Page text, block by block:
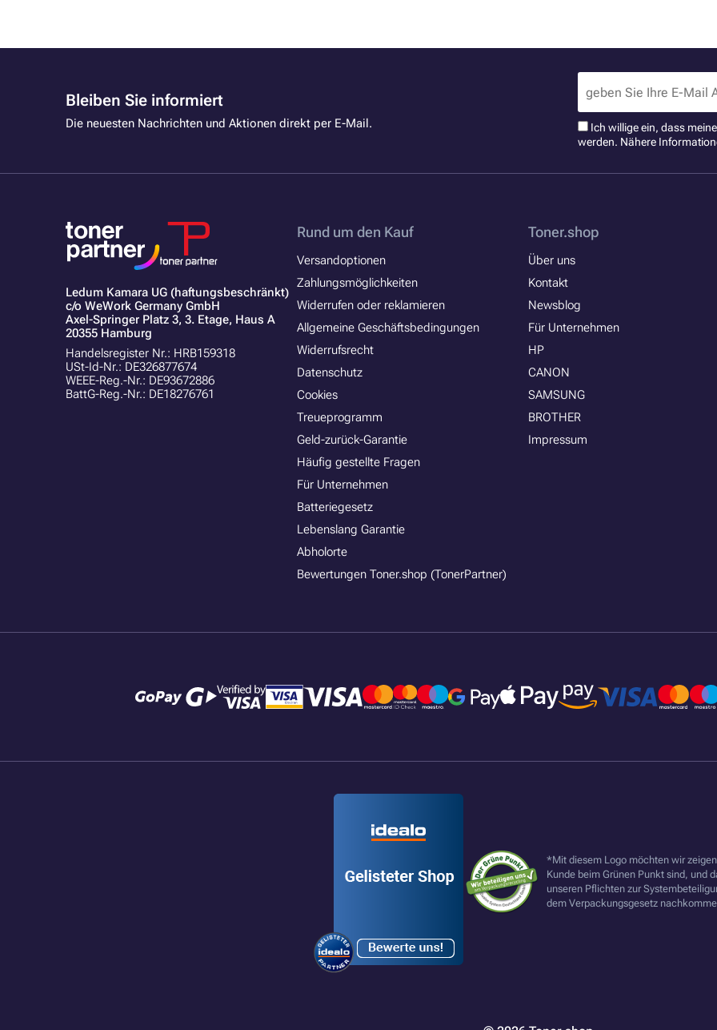
Bleiben Sie informiert
Die neuesten Nachrichten und Aktionen direkt per E-Mail.
Ich willige ein, dass
werden. Nähere
Ledum Kamara UG (haftungsbeschränkt)
c/o WeWork Germany GmbH
Axel-Springer Platz 3, 3. Etage, Haus A
20355 Hamburg
Handelsregister Nr.: HRB159318
USt-Id-Nr.: DE326877674
WEEE-Reg.-Nr.: DE93672886
BattG-Reg.-Nr.: DE18276761
Rund um den Kauf
Versandoptionen
Zahlungsmöglichkeiten
Widerrufen oder reklamieren
Allgemeine Geschäftsbedingungen
Widerrufsrecht
Datenschutz
Cookies
Treueprogramm
Geld-zurück-Garantie
Häufig gestellte Fragen
Für Unternehmen
Batteriegesetz
Lebenslang Garantie
Abholorte
Bewertungen Toner.shop (TonerPartner)
Toner.shop
Über uns
Kontakt
Newsblog
Für Unternehmen
HP
CANON
SAMSUNG
BROTHER
Impressum
*Mit diesem Logo möchten wir
Kunde beim Grünen Punkt sind, und
unseren Pflichten zur
dem Verpackungsgesetz